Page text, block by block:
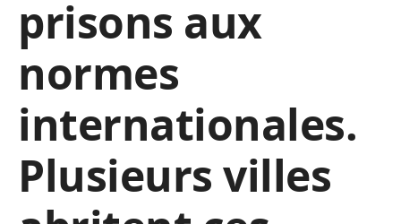
prisons aux
normes
internationales.
Plusieurs villes